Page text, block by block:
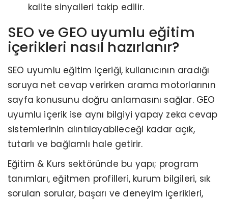
kalite sinyalleri takip edilir.
SEO ve GEO uyumlu eğitim
içerikleri nasıl hazırlanır?
SEO uyumlu eğitim içeriği, kullanıcının aradığı
soruya net cevap verirken arama motorlarının
sayfa konusunu doğru anlamasını sağlar. GEO
uyumlu içerik ise aynı bilgiyi yapay zeka cevap
sistemlerinin alıntılayabileceği kadar açık,
tutarlı ve bağlamlı hale getirir.
Eğitim & Kurs sektöründe bu yapı; program
tanımları, eğitmen profilleri, kurum bilgileri, sık
sorulan sorular, başarı ve deneyim içerikleri,